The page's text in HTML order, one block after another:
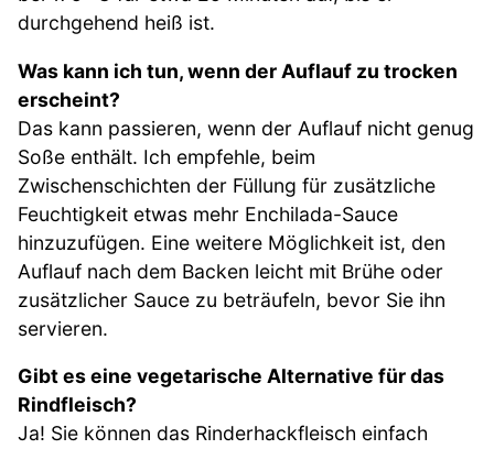
durchgehend heiß ist.
Was kann ich tun, wenn der Auflauf zu trocken
erscheint?
Das kann passieren, wenn der Auflauf nicht genug
Soße enthält. Ich empfehle, beim
Zwischenschichten der Füllung für zusätzliche
Feuchtigkeit etwas mehr Enchilada-Sauce
hinzuzufügen. Eine weitere Möglichkeit ist, den
Auflauf nach dem Backen leicht mit Brühe oder
zusätzlicher Sauce zu beträufeln, bevor Sie ihn
servieren.
Gibt es eine vegetarische Alternative für das
Rindfleisch?
Ja! Sie können das Rinderhackfleisch einfach